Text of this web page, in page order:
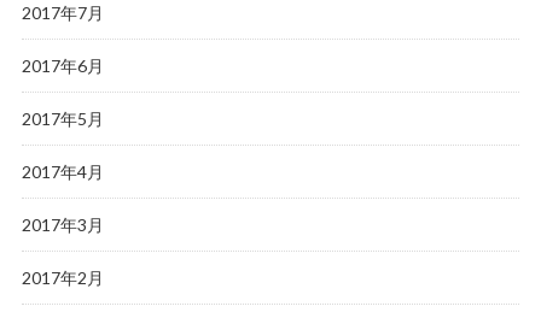
2017年7月
2017年6月
2017年5月
2017年4月
2017年3月
2017年2月